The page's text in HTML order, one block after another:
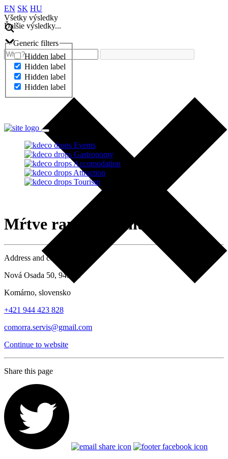
EN SK HU
Všetky výsledky
Ďalšie výsledky...
Generic filters
Hidden label
Hidden label
Hidden label
Hidden label
Ďalšie výsledky...
Events
Gastronomy
Accomodation
Attraction
Tourism
Mŕtve rameno Váhu
Address and contact details
Nová Osada 50, 945 01
Komárno, slovensko
+421 944 423 828
comorra.servis@gmail.com
Continue to website
Share this page